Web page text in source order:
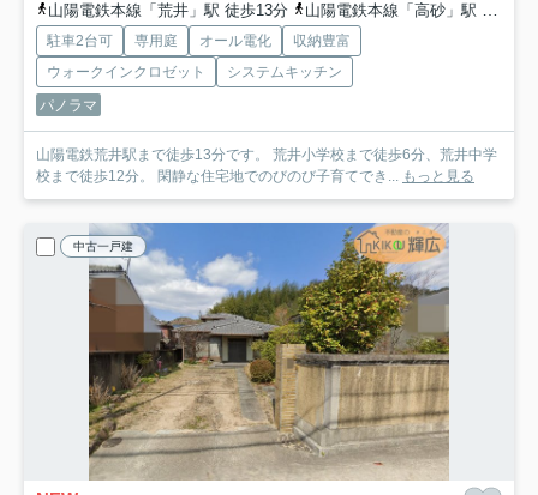
山陽電鉄本線「荒井」駅 徒歩13分
山陽電鉄本線「高砂」駅 徒歩17分
駐車2台可 専用庭 オール電化
収納豊富
ウォークインクロゼット
システムキッチン
パノラマ
山陽電鉄荒井駅まで徒歩13分です。 荒井小学校まで徒歩6分、荒井中学
校まで徒歩12分。 閑静な住宅地でのびのび子育てでき... もっと見る
中古一戸建